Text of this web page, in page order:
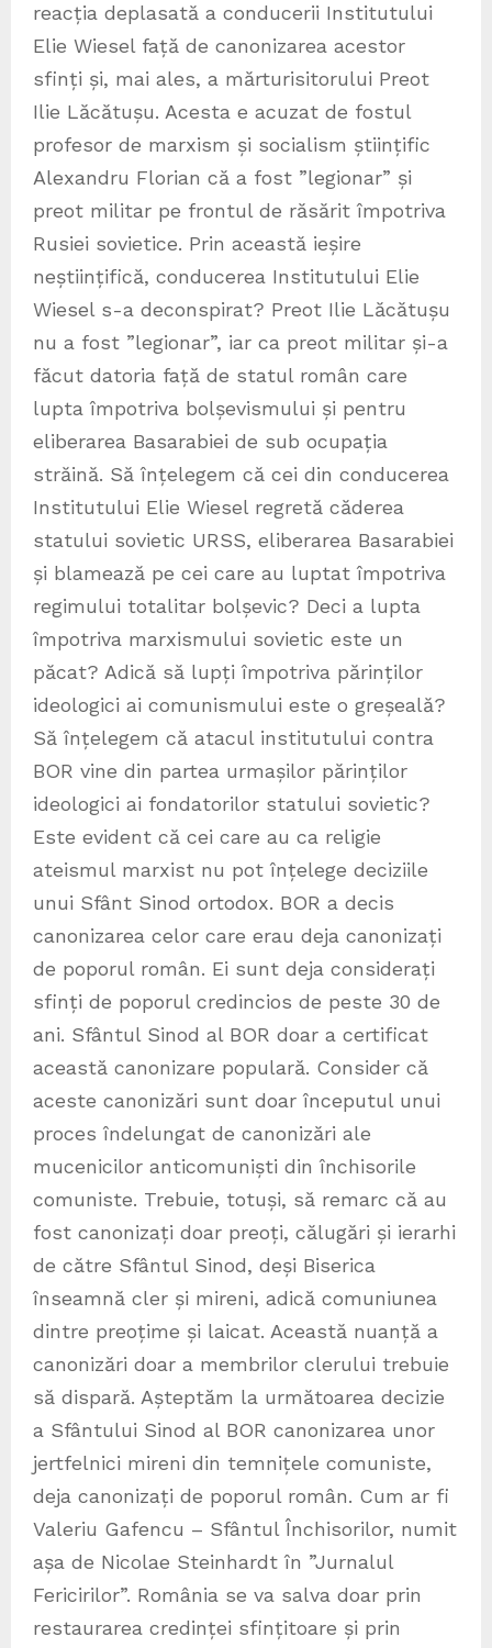
reacția deplasată a conducerii Institutului
Elie Wiesel față de canonizarea acestor
sfinți și, mai ales, a mărturisitorului Preot
Ilie Lăcătușu. Acesta e acuzat de fostul
profesor de marxism și socialism științific
Alexandru Florian că a fost ”legionar” și
preot militar pe frontul de răsărit împotriva
Rusiei sovietice. Prin această ieșire
neștiințifică, conducerea Institutului Elie
Wiesel s-a deconspirat? Preot Ilie Lăcătușu
nu a fost ”legionar”, iar ca preot militar și-a
făcut datoria față de statul român care
lupta împotriva bolșevismului și pentru
eliberarea Basarabiei de sub ocupația
străină. Să înțelegem că cei din conducerea
Institutului Elie Wiesel regretă căderea
statului sovietic URSS, eliberarea Basarabiei
și blamează pe cei care au luptat împotriva
regimului totalitar bolșevic? Deci a lupta
împotriva marxismului sovietic este un
păcat? Adică să lupți împotriva părinților
ideologici ai comunismului este o greșeală?
Să înțelegem că atacul institutului contra
BOR vine din partea urmașilor părinților
ideologici ai fondatorilor statului sovietic?
Este evident că cei care au ca religie
ateismul marxist nu pot înțelege deciziile
unui Sfânt Sinod ortodox. BOR a decis
canonizarea celor care erau deja canonizați
de poporul român. Ei sunt deja considerați
sfinți de poporul credincios de peste 30 de
ani. Sfântul Sinod al BOR doar a certificat
această canonizare populară. Consider că
aceste canonizări sunt doar începutul unui
proces îndelungat de canonizări ale
mucenicilor anticomuniști din închisorile
comuniste. Trebuie, totuși, să remarc că au
fost canonizați doar preoți, călugări și ierarhi
de către Sfântul Sinod, deși Biserica
înseamnă cler și mireni, adică comuniunea
dintre preoțime și laicat. Această nuanță a
canonizări doar a membrilor clerului trebuie
să dispară. Așteptăm la următoarea decizie
a Sfântului Sinod al BOR canonizarea unor
jertfelnici mireni din temnițele comuniste,
deja canonizați de poporul român. Cum ar fi
Valeriu Gafencu – Sfântul Închisorilor, numit
așa de Nicolae Steinhardt în ”Jurnalul
Fericirilor”. România se va salva doar prin
restaurarea credinței sfințitoare și prin